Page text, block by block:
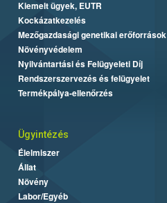
Kiemelt ügyek, EUTR
Kockázatkezelés
Mezőgazdasági genetikai erőforrások
Növényvédelem
Nyilvántartási és Felügyeleti Díj
Rendszerszervezés és felügyelet
Termékpálya-ellenőrzés
Ügyintézés
Élelmiszer
Állat
Növény
Labor/Egyéb